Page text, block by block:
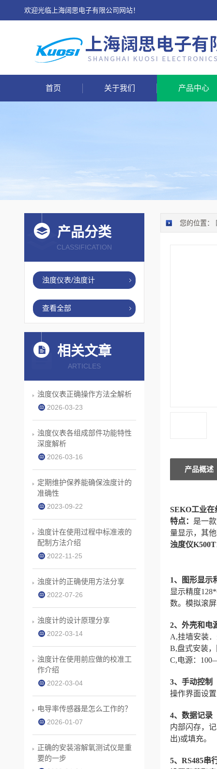
欢迎光临上海阔思电子有限公司网站！
首页 关于我们 产品中心
您的位置：
产品概述
SEKO工业在
特点： 是一
量显示，其
浊度仪
1、图形显示
显示精度
数。模拟滚
2、外壳和电
A,挂墙安装
B,盘式安装
C,电源：
3、手动控制
操作界面设
4、数据记录
内部闪存，
出)或填充。
5、RS485串
产品分类
CLASSIFICATION
浊度仪表/浊度计
查看全部
相关文章
ARTICLES
浊度仪表正确操作方法全解析
2026-03-23
浊度仪表各组成部件功能特性
深度解析
2026-03-16
定期维护保养能确保浊度计的
准确性
2023-09-22
浊度计在使用过程中标准液的
配制方法介绍
2022-11-25
浊度计的正确使用方法分享
2022-07-26
浊度计的设计原理分享
2022-03-14
浊度计在使用前应做的校准工
作介绍
2022-03-04
电导率传感器是怎么工作的？
2026-01-07
正确的安装溶解氧测试仪是重
要的一步